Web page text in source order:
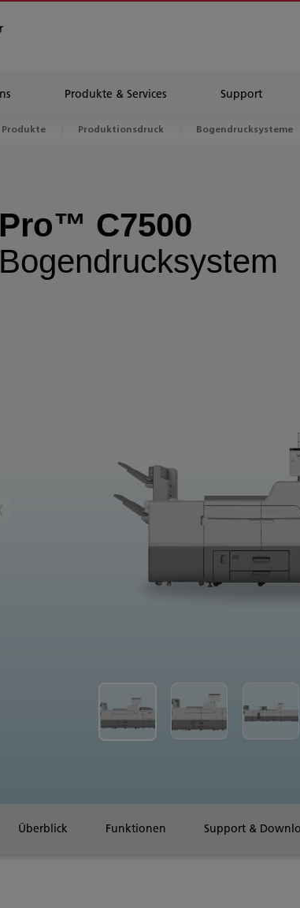
Produkte & Services Support
Produkte Produktionsdruck Bogendrucksysteme
Pro™ C7500
Bogendrucksystem
Überblick Funktionen Support &